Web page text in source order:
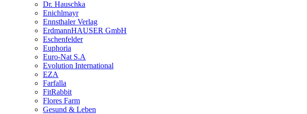
Dr. Hauschka
Enichlmayr
Ennsthaler Verlag
ErdmannHAUSER GmbH
Eschenfelder
Euphoria
Euro-Nat S.A
Evolution International
EZA
Farfalla
FitRabbit
Flores Farm
Gesund & Leben